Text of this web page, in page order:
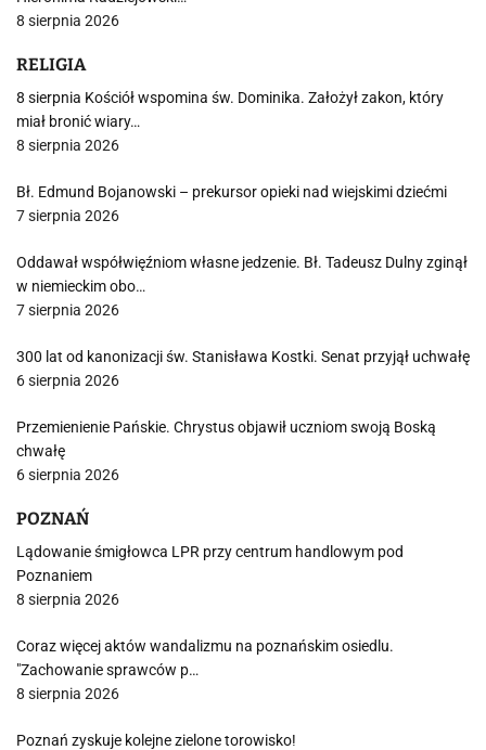
8 sierpnia 2026
RELIGIA
8 sierpnia Kościół wspomina św. Dominika. Założył zakon, który
miał bronić wiary…
8 sierpnia 2026
Bł. Edmund Bojanowski – prekursor opieki nad wiejskimi dziećmi
7 sierpnia 2026
Oddawał współwięźniom własne jedzenie. Bł. Tadeusz Dulny zginął
w niemieckim obo…
7 sierpnia 2026
300 lat od kanonizacji św. Stanisława Kostki. Senat przyjął uchwałę
6 sierpnia 2026
Przemienienie Pańskie. Chrystus objawił uczniom swoją Boską
chwałę
6 sierpnia 2026
POZNAŃ
Lądowanie śmigłowca LPR przy centrum handlowym pod
Poznaniem
8 sierpnia 2026
Coraz więcej aktów wandalizmu na poznańskim osiedlu.
"Zachowanie sprawców p…
8 sierpnia 2026
Poznań zyskuje kolejne zielone torowisko!